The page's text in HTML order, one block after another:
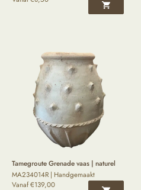
Tamegroute Grenade vaas | naturel
MA234014R | Handgemaakt
Vanaf€139,00